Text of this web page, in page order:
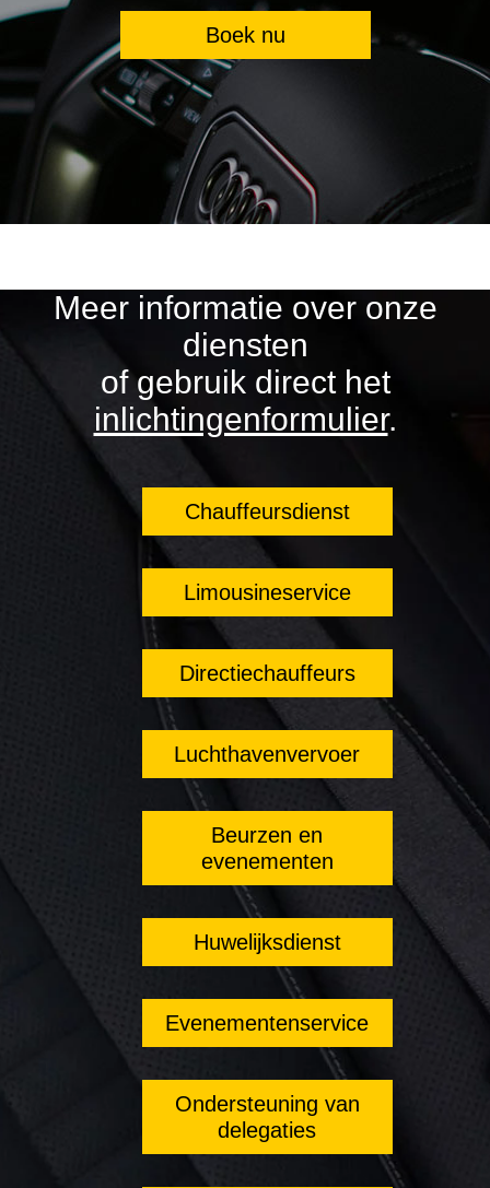
Boek nu
Meer informatie over onze
diensten
of gebruik direct het
inlichtingenformulier.
Chauffeursdienst
Limousineservice
Directiechauffeurs
Luchthavenvervoer
Beurzen en
evenementen
Huwelijksdienst
Evenementenservice
Ondersteuning van
delegaties